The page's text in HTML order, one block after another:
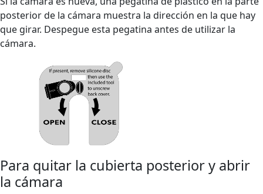
posterior de la cámara muestra la dirección en la que hay
que girar. Despegue esta pegatina antes de utilizar la
cámara.
Para quitar la cubierta posterior y abrir
la cámara